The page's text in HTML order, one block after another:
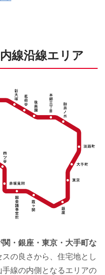
線沿線エリア
・銀座・東京・大手町な
スの良さから、住宅地とし
線の内側となるエリアの